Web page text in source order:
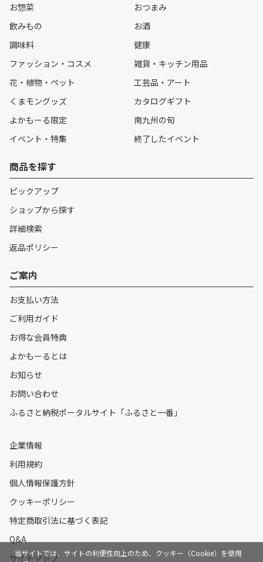
お惣菜
おつまみ
飲みもの
お酒
調味料
健康
ファッション・コスメ
雑貨・キッチン用品
花・植物・ペット
工芸品・アート
くまモングッズ
カタログギフト
よかもーる限定
南九州の旬
イベント・特集
終了したイベント
商品を探す
ピックアップ
ショップから探す
詳細検索
返品ポリシー
ご案内
お支払い方法
ご利用ガイド
お得な会員特典
よかもーるとは
お知らせ
お問い合わせ
ふるさと納税ポータルサイト「ふるさと一番」
企業情報
利用規約
個人情報保護方針
クッキーポリシー
特定商取引法に基づく表記
Q&A
サイトマップ
当サイトでは、サイトの利便性向上のため、クッキー（Cookie）を使用